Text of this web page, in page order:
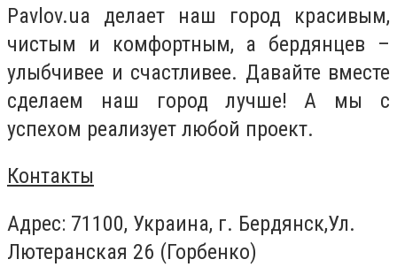
Pavlov.ua делает наш город красивым,
чистым и комфортным, а бердянцев –
улыбчивее и счастливее. Давайте вместе
сделаем наш город лучше! А мы с
успехом реализует любой проект.
Контакты
Адрес: 71100, Украина, г. Бердянск,Ул.
Лютеранская 26 (Горбенко)